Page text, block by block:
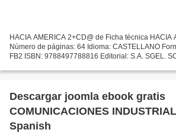
HACIA AMERICA 2+CD@ de Ficha técnica HACIA
Número de páginas: 64 Idioma: CASTELLANO
FB2 ISBN: 9788497788816 Editorial: S.A. SGEL.
Descargar joomla ebook gratis
COMUNICACIONES
Spanish